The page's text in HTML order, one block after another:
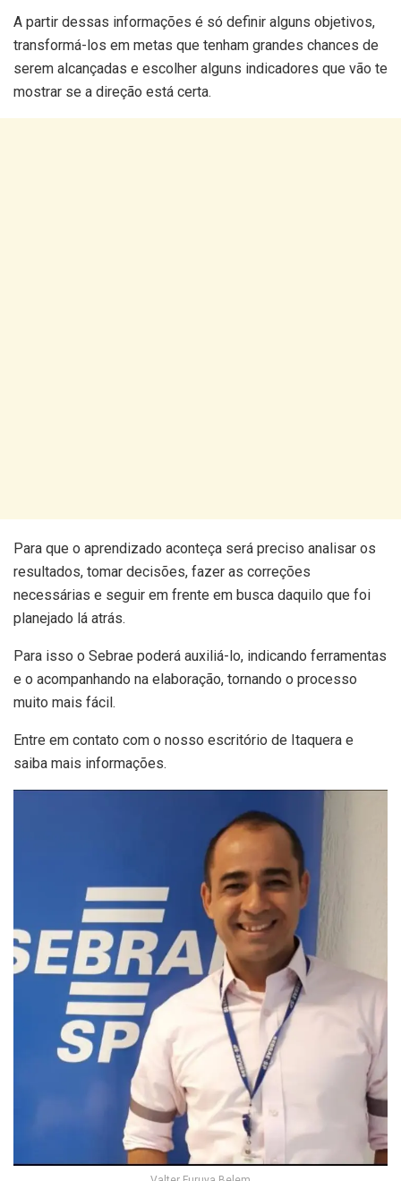
A partir dessas informações é só definir alguns objetivos,
transformá-los em metas que tenham grandes chances de
serem alcançadas e escolher alguns indicadores que vão te
mostrar se a direção está certa.
Para que o aprendizado aconteça será preciso analisar os
resultados, tomar decisões, fazer as correções
necessárias e seguir em frente em busca daquilo que foi
planejado lá atrás.
Para isso o Sebrae poderá auxiliá-lo, indicando ferramentas
e o acompanhando na elaboração, tornando o processo
muito mais fácil.
Entre em contato com o nosso escritório de Itaquera e
saiba mais informações.